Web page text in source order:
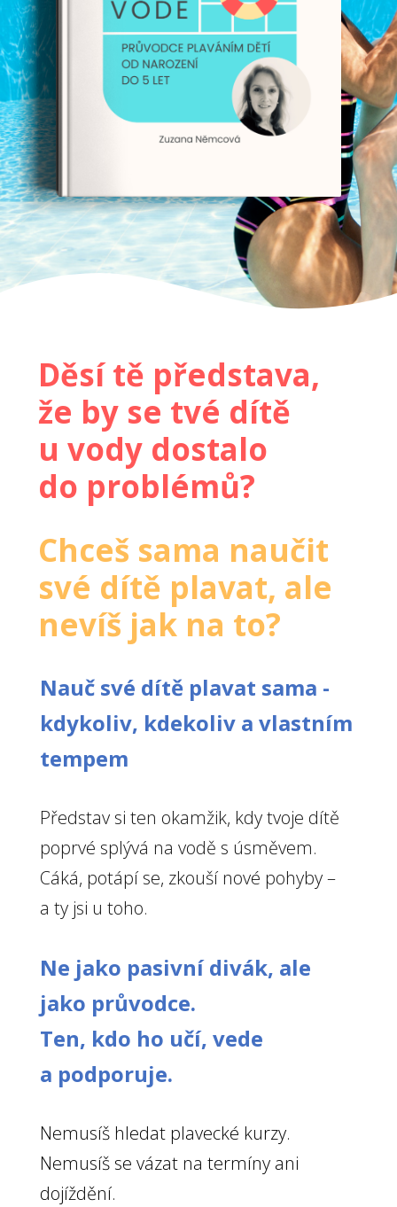
Děsí tě představa,
že by se tvé dítě
u vody dostalo
do problémů?
Chceš sama naučit
své dítě plavat, ale
nevíš jak na to?
Nauč své dítě plavat sama -
kdykoliv, kdekoliv a vlastním
tempem
Představ si ten okamžik, kdy tvoje dítě
poprvé splývá na vodě s úsměvem.
Cáká, potápí se, zkouší nové pohyby –
a ty jsi u toho.
Ne jako pasivní divák, ale
jako průvodce.
Ten, kdo ho učí, vede
a podporuje.
Nemusíš hledat plavecké kurzy.
Nemusíš se vázat na termíny ani
dojíždění.